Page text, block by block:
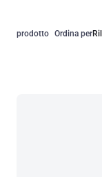
prodotto Ordina per